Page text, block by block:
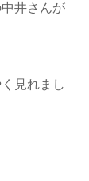
井さんが
見れまし